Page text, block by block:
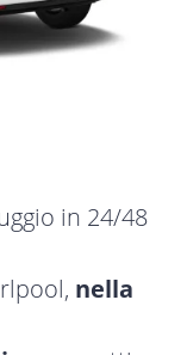
in 24/48
nella